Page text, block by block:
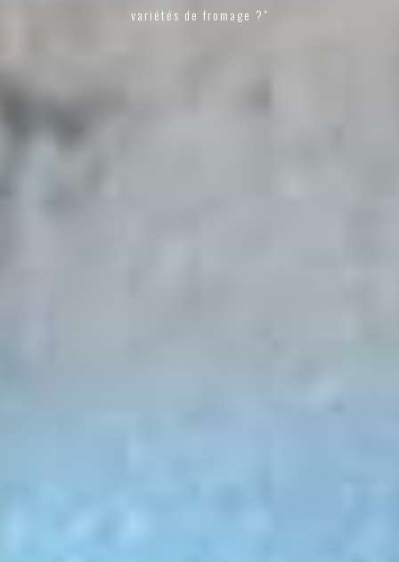
variétés de fromage ?"